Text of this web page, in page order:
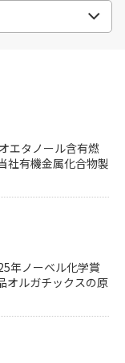
エタノール含有燃
社有機金属化合物製
年ノーベル化学賞
オルガチックスの原